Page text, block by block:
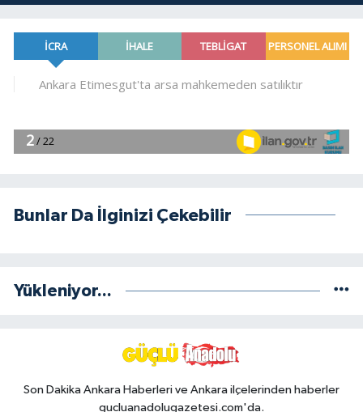
Bunlar Da İlginizi Çekebilir
Yükleniyor...
Son Dakika Ankara Haberleri ve Ankara ilçelerinden haberler
gucluanadolugazetesi.com'da.